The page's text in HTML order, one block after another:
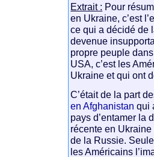
Extrait : Pour
en Ukraine, c’est
ce qui a décidé de
devenue
propre peuple
USA, c’est les
Ukraine et qui ont
C’était de la part
en Afghanistan qui
pays d’entamer la
récente en
de la Russie.
les Américains